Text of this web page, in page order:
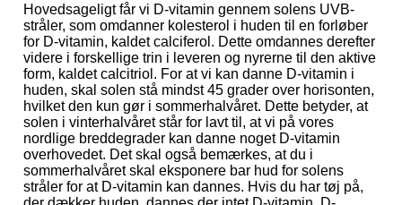
Hovedsageligt får vi D-vitamin gennem solens UVB-
stråler, som omdanner kolesterol i huden til en forløber
for D-vitamin, kaldet calciferol. Dette omdannes derefter
videre i forskellige trin i leveren og nyrerne til den aktive
form, kaldet calcitriol. For at vi kan danne D-vitamin i
huden, skal solen stå mindst 45 grader over horisonten,
hvilket den kun gør i sommerhalvåret. Dette betyder, at
solen i vinterhalvåret står for lavt til, at vi på vores
nordlige breddegrader kan danne noget D-vitamin
overhovedet. Det skal også bemærkes, at du i
sommerhalvåret skal eksponere bar hud for solens
stråler for at D-vitamin kan dannes. Hvis du har tøj på,